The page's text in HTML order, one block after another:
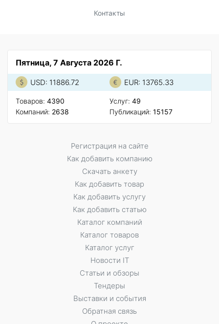
Контакты
Пятница, 7 Августа 2026 Г.
USD: 11886.72 EUR: 13765.33
Товаров: 4390
Компаний: 2638
Услуг: 49
Публикаций: 15157
Регистрация на сайте
Как добавить компанию
Скачать анкету
Как добавить товар
Как добавить услугу
Как добавить статью
Каталог компаний
Каталог товаров
Каталог услуг
Новости IT
Статьи и обзоры
Тендеры
Выставки и события
Обратная связь